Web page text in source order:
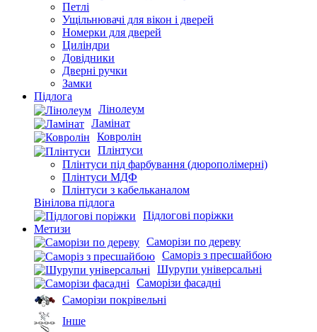
Петлі
Ущільнювачі для вікон і дверей
Номерки для дверей
Циліндри
Довідники
Дверні ручки
Замки
Підлога
Лінолеум
Ламінат
Ковролін
Плінтуси
Плінтуси під фарбування (дюрополімерні)
Плінтуси МДФ
Плінтуси з кабельканалом
Вінілова підлога
Підлогові поріжки
Метизи
Саморізи по дереву
Саморіз з пресшайбою
Шурупи універсальні
Саморізи фасадні
Саморізи покрівельні
Інше